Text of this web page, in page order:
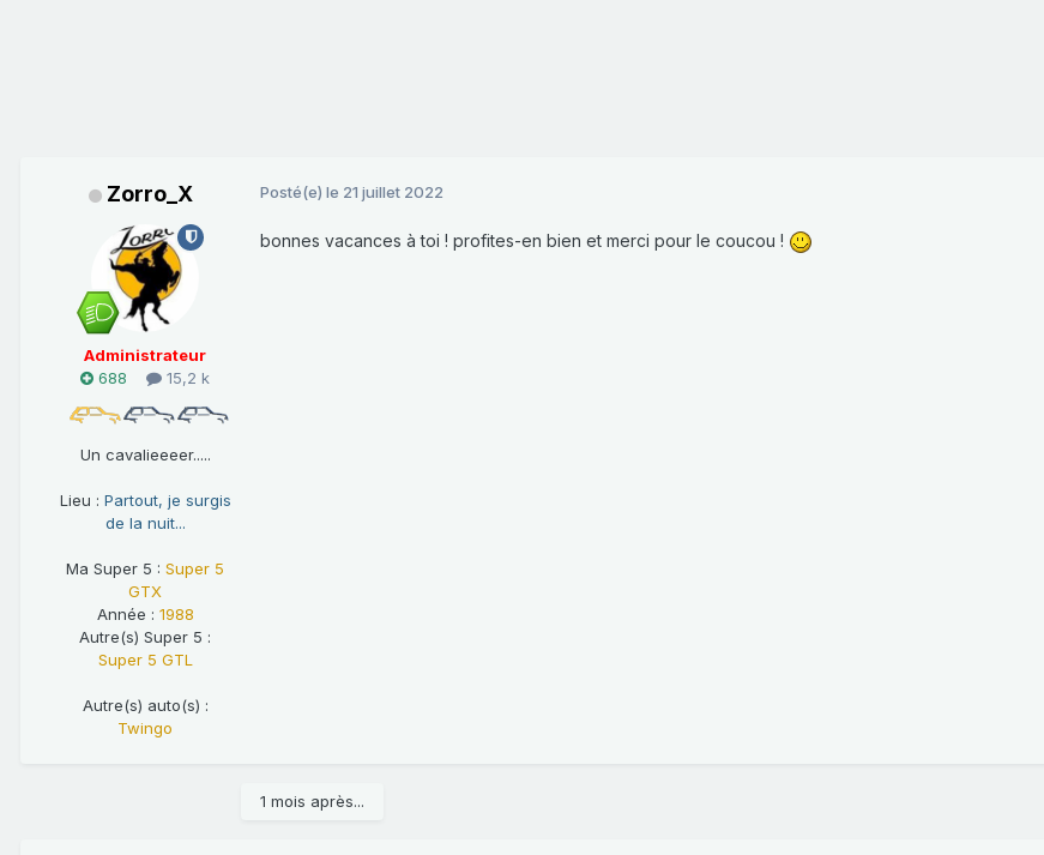
Zorro_X
Administrateur
688
15,2 k
Un cavalieeeer.....
Lieu : Partout, je surgis
de la nuit...
Ma Super 5 : Super 5
GTX
Année : 1988
Autre(s) Super 5 :
Super 5 GTL
Autre(s) auto(s) :
Twingo
Posté(e) le 21 juillet 2022
bonnes vacances à toi ! profites-en bien et merci pour le coucou !
1 mois après...